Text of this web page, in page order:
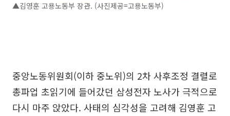
▲김영훈 고용노동부 장관. (사진제공=고용노동부)
중앙노동위원회(이하 중노위)의 2차 사후조정 결렬로
총파업 초읽기에 들어갔던 삼성전자 노사가 극적으로
다시 마주 앉았다. 사태의 심각성을 고려해 김영훈 고